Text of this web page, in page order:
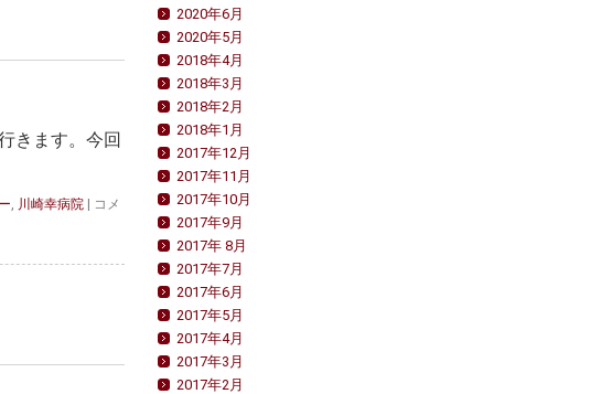
きます。今回
, 川崎幸病院
台
の
加
コメ
2020年6月
2020年5月
2018年4月
2018年3月
2018年2月
2018年1月
2017年12月
2017年11月
2017年10月
2017年9月
2017年 8月
2017年7月
2017年6月
2017年5月
2017年4月
2017年3月
2017年2月